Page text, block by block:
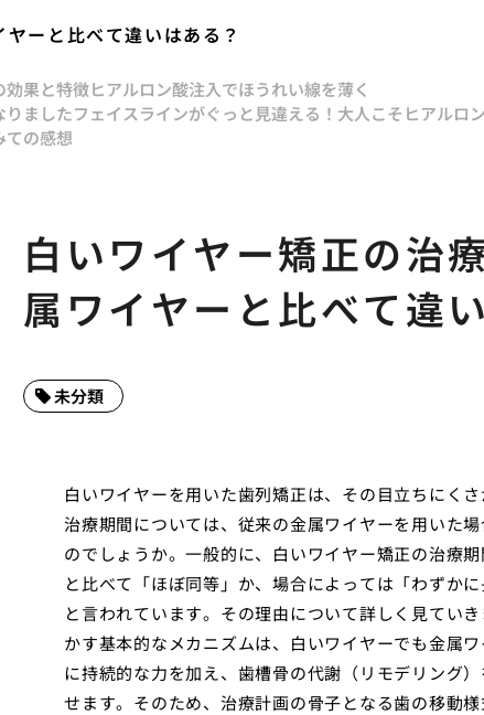
ーと比べて違いはある？
効果と特徴ヒアルロン酸注入でほうれい線を薄く
りましたフェイスラインがぐっと見違える！大人こそヒアルロ
ての感想
白いワイヤー矯正の治
属ワイヤーと比べて違
未分類
白いワイヤーを用いた歯列矯正は、その目立ちにくさ
治療期間については、従来の金属ワイヤーを用いた
のでしょうか。一般的に、白いワイヤー矯正の治療
と比べて「ほぼ同等」か、場合によっては「わずかに
と言われています。その理由について詳しく見てい
かす基本的なメカニズムは、白いワイヤーでも金属
に持続的な力を加え、歯槽骨の代謝（リモデリング
せます。そのため、治療計画の骨子となる歯の移動